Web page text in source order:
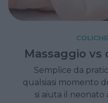
Massaggio vs
Semplice da
qualsiasi momento
si aiuta il